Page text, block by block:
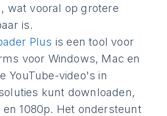
wat vooral op grotere
is.
Plus is een tool voor
voor Windows, Mac en
YouTube-video's in
kunt downloaden,
1080p. Het ondersteunt